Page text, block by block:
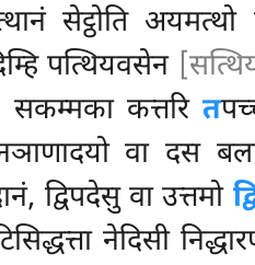
सेट्ठोति
पत्थियवसेन
सकम्मका कत्तरि त
वा दस
द्विपदेसु वा उत्तमो
नेदिसी